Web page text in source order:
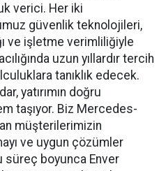
verici. Her iki
güvenlik teknolojileri,
ve işletme verimliliğiyle
uzun yıllardır tercih
tanıklık edecek.
yatırımın doğru
taşıyor. Biz Mercedes-
müşterilerimizin
ve uygun çözümler
süreç boyunca Enver